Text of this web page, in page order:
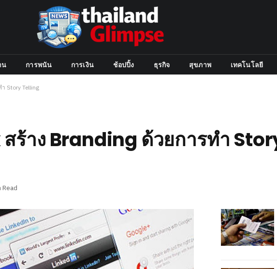
น การพนัน การเงิน ช้อปปิ้ง ธุรกิจ สุขภาพ เทคโนโลยี
Story Telling
ร้าง Branding ด้วยการทำ
Read